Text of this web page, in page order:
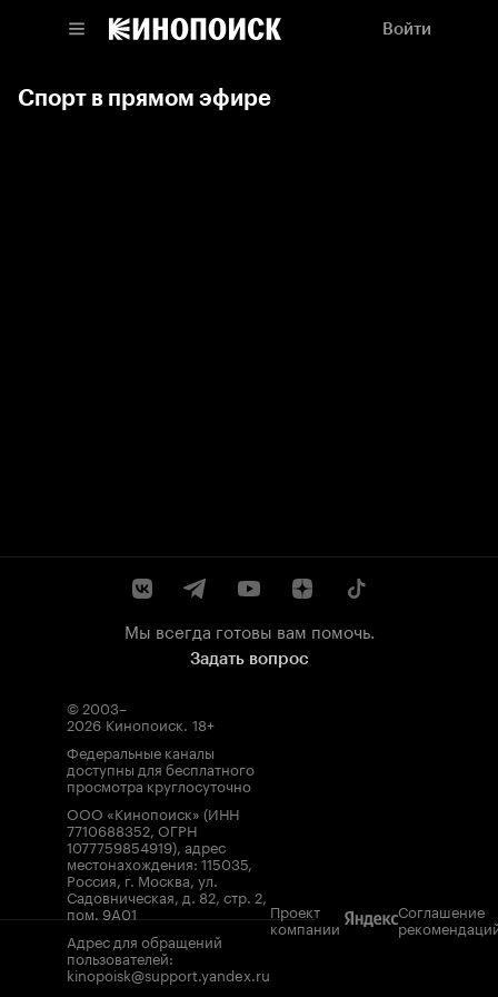
Войти
Спорт в прямом эфире
Мы всегда готовы вам помочь.
Задать вопрос
© 2003–
2026 Кинопоиск. 18+
Федеральные каналы
доступны для бесплатного
просмотра круглосуточно
ООО «Кинопоиск» (ИНН
7710688352, ОГРН
1077759854919), адрес
местонахождения: 115035,
Россия, г. Москва, ул.
Садовническая, д. 82, стр. 2,
пом. 9А01
Адрес для обращений
пользователей:
kinopoisk@support.yandex.ru
Проект
компании
Соглашение